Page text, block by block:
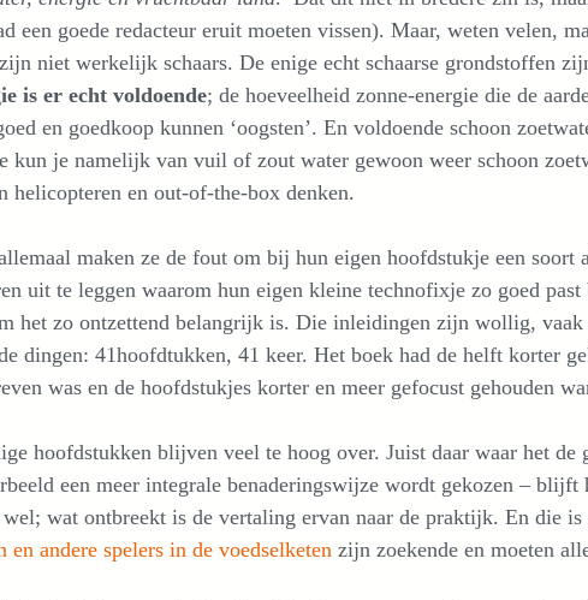
een goede redacteur eruit moeten vissen). Maar, weten velen,
niet werkelijk schaars. De enige echt schaarse grondstoffen
is er echt voldoende; de hoeveelheid zonne-energie die de
en goedkoop kunnen ‘oogsten’. En voldoende schoon
kun je namelijk van vuil of zout water gewoon weer schoon
helicopteren en out-of-the-box denken.
maken ze de fout om bij hun eigen hoofdstukje een
uit te leggen waarom hun eigen kleine technofixje zo goed
het zo ontzettend belangrijk is. Die inleidingen zijn wollig, vaak
dingen: 41hoofdtukken, 41 keer. Het boek had de helft korter
was en de hoofdstukjes korter en meer gefocust gehouden
hoofdstukken blijven veel te hoog over. Juist daar waar het
een meer integrale benaderingswijze wordt gekozen –
wat ontbreekt is de vertaling ervan naar de praktijk. En die
en andere spelers in de voedselketen zijn zoekende en moeten